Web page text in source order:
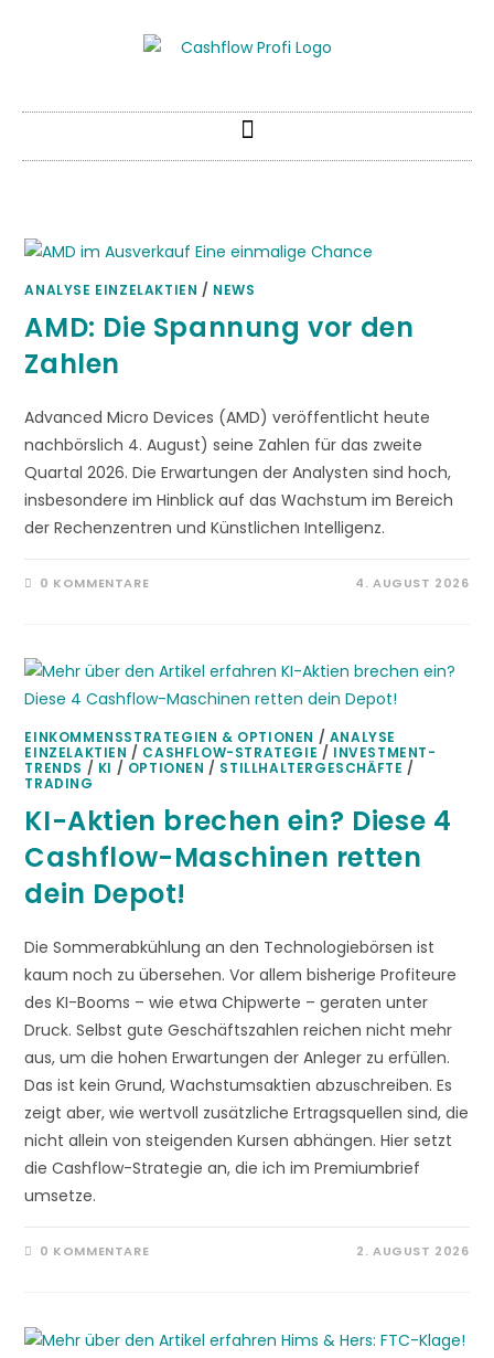
ANALYSE EINZELAKTIEN / NEWS
AMD: Die Spannung vor den
Zahlen
Advanced Micro Devices (AMD) veröffentlicht heute
nachbörslich 4. August) seine Zahlen für das zweite
Quartal 2026. Die Erwartungen der Analysten sind hoch,
insbesondere im Hinblick auf das Wachstum im Bereich
der Rechenzentren und Künstlichen Intelligenz.
0 KOMMENTARE 4. AUGUST 2026
EINKOMMENSSTRATEGIEN & OPTIONEN / ANALYSE
EINZELAKTIEN / CASHFLOW-STRATEGIE / INVESTMENT-
TRENDS / KI / OPTIONEN / STILLHALTERGESCHÄFTE /
TRADING
KI-Aktien brechen ein? Diese 4
Cashflow-Maschinen retten
dein Depot!
Die Sommerabkühlung an den Technologiebörsen ist
kaum noch zu übersehen. Vor allem bisherige Profiteure
des KI-Booms – wie etwa Chipwerte – geraten unter
Druck. Selbst gute Geschäftszahlen reichen nicht mehr
aus, um die hohen Erwartungen der Anleger zu erfüllen.
Das ist kein Grund, Wachstumsaktien abzuschreiben. Es
zeigt aber, wie wertvoll zusätzliche Ertragsquellen sind, die
nicht allein von steigenden Kursen abhängen. Hier setzt
die Cashflow-Strategie an, die ich im Premiumbrief
umsetze.
0 KOMMENTARE 2. AUGUST 2026